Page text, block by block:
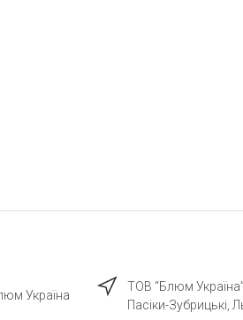
Україна
ТОВ “Блюм
Пасіки-Зубрицькі,